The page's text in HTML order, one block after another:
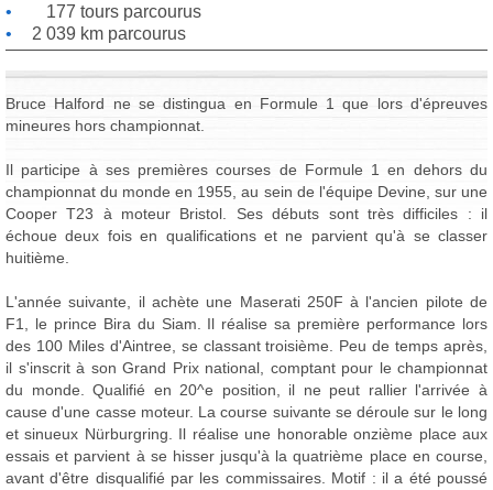
177 tours parcourus
2 039 km parcourus
Bruce Halford ne se distingua en Formule 1 que lors d'épreuves
mineures hors championnat.
Il participe à ses premières courses de Formule 1 en dehors du
championnat du monde en 1955, au sein de l'équipe Devine, sur une
Cooper T23 à moteur Bristol. Ses débuts sont très difficiles : il
échoue deux fois en qualifications et ne parvient qu'à se classer
huitième.
L'année suivante, il achète une Maserati 250F à l'ancien pilote de
F1, le prince Bira du Siam. Il réalise sa première performance lors
des 100 Miles d'Aintree, se classant troisième. Peu de temps après,
il s'inscrit à son Grand Prix national, comptant pour le championnat
du monde. Qualifié en 20^e position, il ne peut rallier l'arrivée à
cause d'une casse moteur. La course suivante se déroule sur le long
et sinueux Nürburgring. Il réalise une honorable onzième place aux
essais et parvient à se hisser jusqu'à la quatrième place en course,
avant d'être disqualifié par les commissaires. Motif : il a été poussé